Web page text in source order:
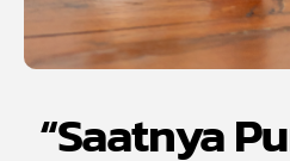
“Saatnya